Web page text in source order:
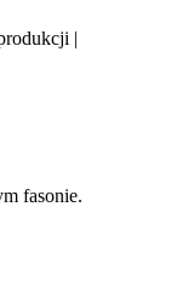
fasonie.